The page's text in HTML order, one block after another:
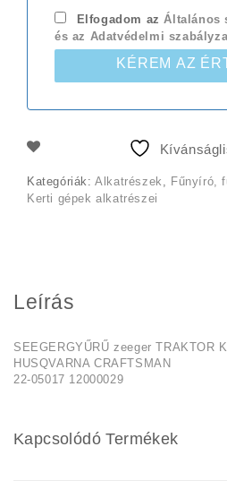
Elfogadom azÁltalános
és az Adatvédelmi
KÉREM AZ
Kategóriák:Alkatrészek , Fűnyíró,
Kerti gépek alkatrészei
Leírás
SEEGERGYŰRŰ zeeger TRAKTOR
HUSQVARNA CRAFTSMAN
22-05017 12000029
Kapcsolódó Termékek